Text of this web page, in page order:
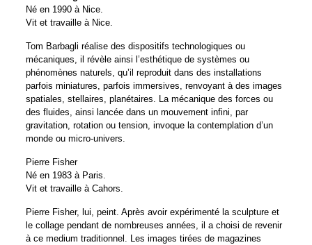
Né en 1990 à Nice.
Vit et travaille à Nice.
Tom Barbagli réalise des dispositifs technologiques ou
mécaniques, il révèle ainsi l’esthétique de systèmes ou
phénomènes naturels, qu’il reproduit dans des installations
parfois miniatures, parfois immersives, renvoyant à des images
spatiales, stellaires, planétaires. La mécanique des forces ou
des fluides, ainsi lancée dans un mouvement infini, par
gravitation, rotation ou tension, invoque la contemplation d’un
monde ou micro-univers.
Pierre Fisher
Né en 1983 à Paris.
Vit et travaille à Cahors.
Pierre Fisher, lui, peint. Après avoir expérimenté la sculpture et
le collage pendant de nombreuses années, il a choisi de revenir
à ce medium traditionnel. Les images tirées de magazines